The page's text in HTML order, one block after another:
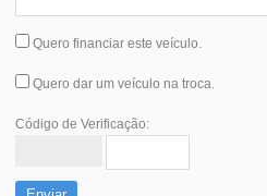
Quero financiar este veículo.
Quero dar um veículo na troca.
Código de Verificação: